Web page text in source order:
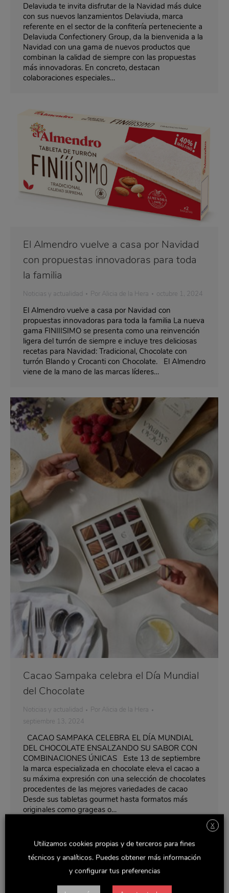
Delaviuda te invita disfrutar de la Navidad más dulce
con sus nuevos lanzamientos Delaviuda, marca
referente en el sector de la confitería perteneciente a
Delaviuda Confectionery Group, da la bienvenida a la
Navidad con una gama de nuevos productos que
combinan la calidad de siempre con las propuestas
más innovadoras. En concreto, destacan
colaboraciones especiales…
El Almendro vuelve a casa por Navidad
con propuestas innovadoras para toda
la familia
Noticias y actualidad Por Alicia de la Hera octubre 1, 2024
El Almendro vuelve a casa por Navidad con
propuestas innovadoras para toda la familia La nueva
gama FINIIISIMO se presenta como una reinvención
ligera del turrón de siempre e incluye tres deliciosas
recetas para Navidad: Tradicional, Chocolate con
turrón Blando y Crocanti con Chocolate. El Almendro
viene de la mano de las marcas líderes…
Cacao Sampaka celebra el Día Mundial
del Chocolate
Noticias y actualidad Por Alicia de la Hera
septiembre 13, 2024
CACAO SAMPAKA CELEBRA EL DÍA MUNDIAL
DEL CHOCOLATE ENSALZANDO SU SABOR CON
COMBINACIONES ÚNICAS Este 13 de septiembre
la marca especializada en chocolate eleva el cacao a
su máxima expresión con una selección de chocolates
procedentes de las mejores variedades de cacao
Desde sus tabletas gourmet hasta formatos más
originales como grageas o…
X
Utilizamos cookies propias y de terceros para fines
técnicos y analíticos. Puedes obtener más información
y configurar tus preferencias